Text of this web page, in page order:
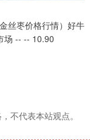
丝枣价格行情）好牛
场 -- -- 10.90
不代表本站观点。